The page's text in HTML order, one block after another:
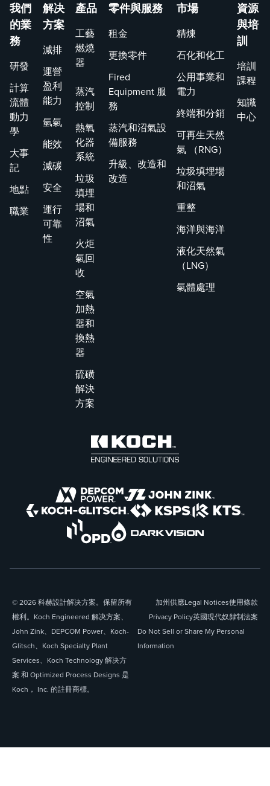
我們
的業
務
研發
計算
流體
動力
學
大事
記
地點
職業
解决
方案
減排
運營
盈利
能力
氫氣
能效
減碳
安全
運行
可靠
性
產品
工藝
燃燒
器
蒸汽
控制
熱氧
化器
系統
垃圾
填埋
場和
沼氣
火炬
氣回
收
空氣
加熱
器和
換熱
器
硫磺
解決
方案
零件與服務
租金
更換零件
Fired
Equipment 服
務
蒸汽和沼氣設
備服務
升級、改造和
改造
市場
精煉
石化和化工
公用事業和
電力
終端和分銷
可再生天然
氣 （RNG）
垃圾填埋場
和沼氣
重整
海洋與海洋
液化天然氣
（LNG）
氣體處理
資源
與培
訓
培訓
課程
知識
中心
© 2026 科赫設計解决方案。保留所有
權利。Koch Engineered 解决方案、
John Zink、DEPCOM Power、Koch-
Glitsch、Koch Specialty Plant
Services、Koch Technology 解决方
案 和 Optimized Process Designs 是
Koch， Inc. 的註冊商標。
加州供應Legal Notices使用條款
Privacy Policy英國現代奴隸制法案
Do Not Sell or Share My Personal
Information